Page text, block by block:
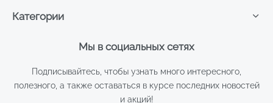
Мы в социальных сетях
Подписывайтесь, чтобы узнать много интересного,
полезного, а также оставаться в курсе последних новостей
и акций!
Категории